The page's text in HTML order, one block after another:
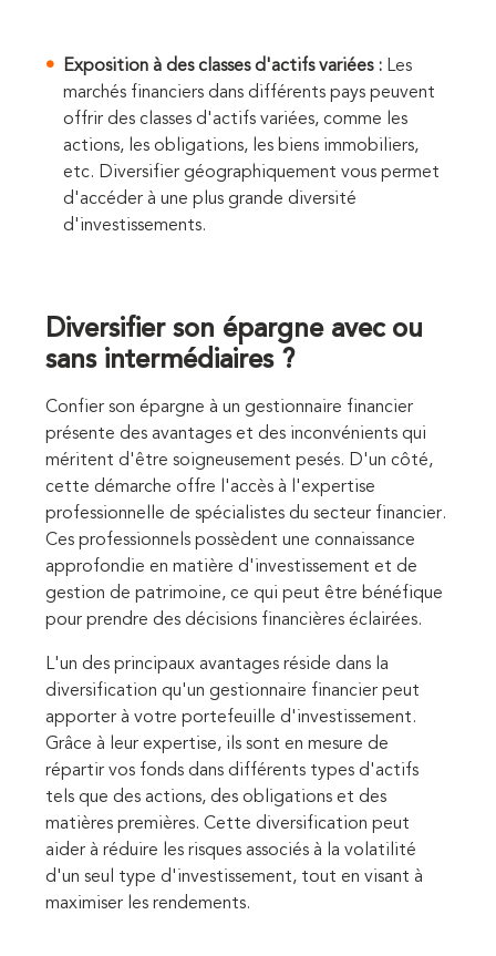
Exposition à des classes d'actifs variées : Les
marchés financiers dans différents pays peuvent
offrir des classes d'actifs variées, comme les
actions, les obligations, les biens immobiliers,
etc. Diversifier géographiquement vous permet
d'accéder à une plus grande diversité
d'investissements.
Diversifier son épargne avec ou
sans intermédiaires ?
Confier son épargne à un gestionnaire financier
présente des avantages et des inconvénients qui
méritent d'être soigneusement pesés. D'un côté,
cette démarche offre l'accès à l'expertise
professionnelle de spécialistes du secteur financier.
Ces professionnels possèdent une connaissance
approfondie en matière d'investissement et de
gestion de patrimoine, ce qui peut être bénéfique
pour prendre des décisions financières éclairées.
L'un des principaux avantages réside dans la
diversification qu'un gestionnaire financier peut
apporter à votre portefeuille d'investissement.
Grâce à leur expertise, ils sont en mesure de
répartir vos fonds dans différents types d'actifs
tels que des actions, des obligations et des
matières premières. Cette diversification peut
aider à réduire les risques associés à la volatilité
d'un seul type d'investissement, tout en visant à
maximiser les rendements.